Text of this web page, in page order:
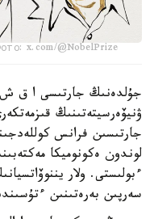
x.com/@NobelPrize
جۇلدەنىڭ جارتىسى ا ق
ۋنيۆەرسيتەتىنىڭ
جارتىسىن فرانس
لوندون ەكونوميكا
ءبولىستى. ولار
سەرپىن بەرەتىنىن